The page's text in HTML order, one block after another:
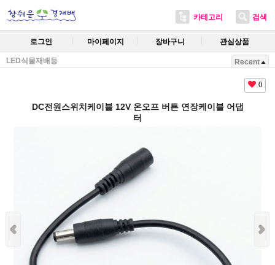
카테고리 검색
로그인 마이페이지 장바구니 관심상품
LED식물재배등 Recent
0
DC전원스위치케이블 12V 온오프 버튼 연장케이블 어댑
터